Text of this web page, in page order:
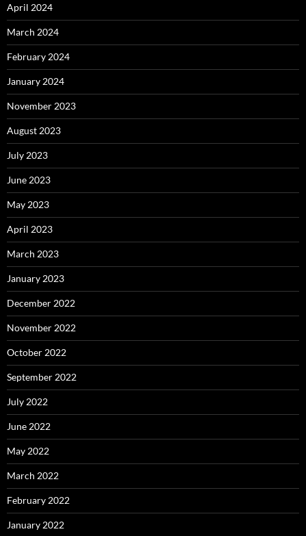
April 2024
March 2024
February 2024
January 2024
November 2023
August 2023
July 2023
June 2023
May 2023
April 2023
March 2023
January 2023
December 2022
November 2022
October 2022
September 2022
July 2022
June 2022
May 2022
March 2022
February 2022
January 2022